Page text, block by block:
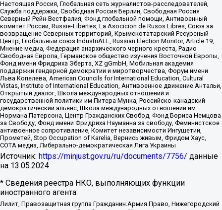
Настоящая Россия, Глобальная сеть журналистов-расследователей,
Служба поддержки, Свободная Россия Берлин, Свободная Россия
Северный Рейн-Вестфалия, Фонд глобальной помощи, Антивоенный
комитет России, Russie-Libertes, La Asocicion de Rusos Libres, Союз за
возвращение Северных территорий, Крымскотатарский Ресурсный
Центр, Глобальный союз IndustriALL, Russian Election Monitor, Article 19,
Мнение медиа, Федерация анархического черного креста, Радио
Свободная Европа, Германское общество изучения Восточной Европы,
Фонд имени Фридриха Эберта, XZ gGmbH, Мобильная академия
поддержки гендерной демократии и миротворчества, Форум имени
Льва Копелева, American Councils for International Education, Cultural
Vistas, Institute of International Education, Антивоенное движение Антальи,
Открытый диалог, Школа международных отношений и
государственной политики им Питера Мунка, Российско-канадский
демократический альянс, Школа международных отношений им
Нормана Патерсона, Центр Гражданских Свобод, Фонд Бориса Немцова
за Свободу, Фонд имени Фридриха Науманна за свободу, Феминистское
антивоенное сопротивление, Комитет независимости Ингушетии,
Прометей, Stop Occupation of Karelia, Вернись живым, Фридом Хаус,
СОТА медиа, Либерально-демократическая Лига Украины
Источник: https://minjust.gov.ru/ru/documents/7756/ данные
на 13.05.2024
* Сведения реестра НКО, выполняющих функции
иностранного агента:
Лилит, Правозащитная группа Гражданин.Армия.Право, Нижегородский